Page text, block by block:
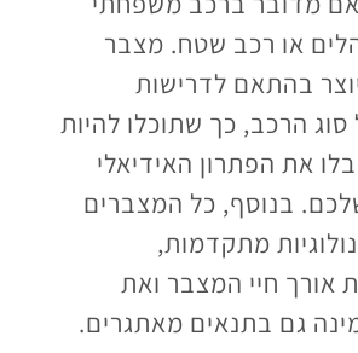
או רכב שטח. מצבר
בהתאם לדרישות
סוג הרכב, כך שתוכלו להיות
את הפתרון האידיאלי
בנוסף, כל המצברים
מתקדמות,
אורך חיי המצבר ואת
גם בתנאים מאתגרים.